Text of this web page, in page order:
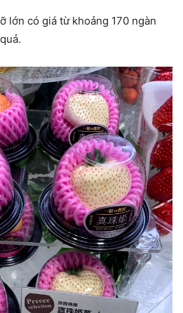
lớn có giá từ khoảng 170 ngàn